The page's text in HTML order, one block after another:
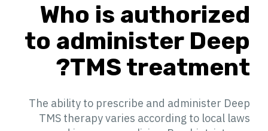
Who is authorized
to administer Deep
TMS treatment?
The ability to prescribe and administer Deep
TMS therapy varies according to local laws